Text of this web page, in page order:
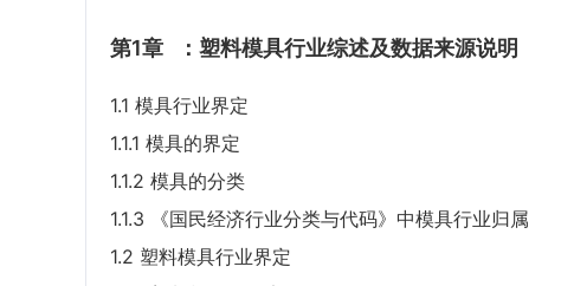
第1章 ：塑料模具行业综述及数据来源说明
1.1 模具行业界定
1.1.1 模具的界定
1.1.2 模具的分类
1.1.3 《国民经济行业分类与代码》中模具行业归属
1.2 塑料模具行业界定